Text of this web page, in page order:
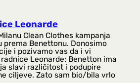
Leonarde
Clean Clothes kampanja
prema Benettonu. Donosimo
i pozivamo vas da i vi
Leonarde: Benetton ima
slavi različitost i podupire
ciljeve. Zato sam bio/bila vrlo